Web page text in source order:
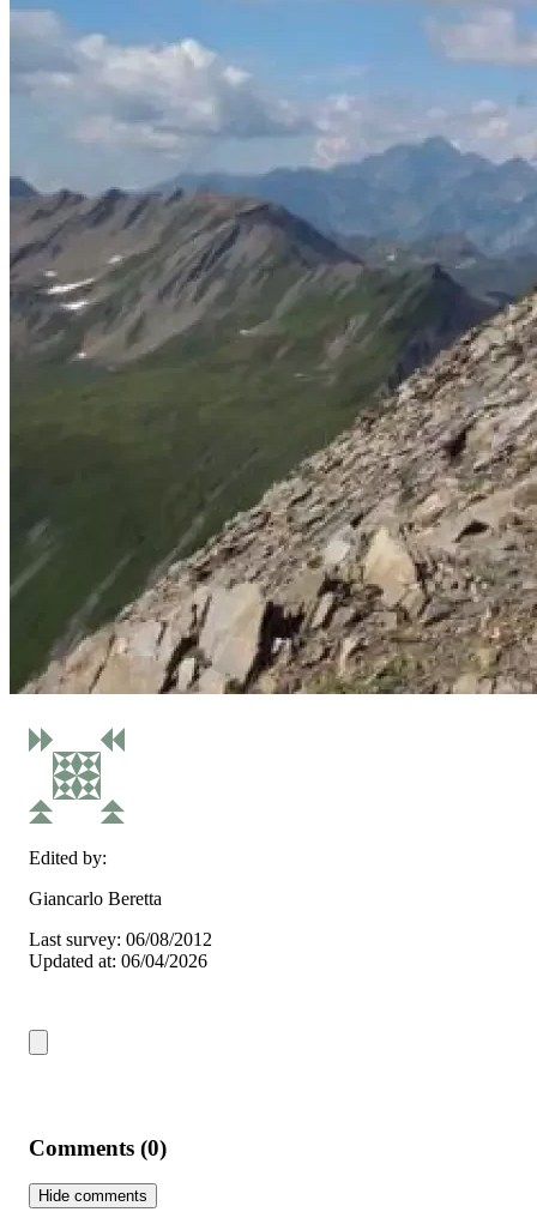
Edited by:
Giancarlo Beretta
Last survey: 06/08/2012
Updated at: 06/04/2026
Comments (0)
Hide comments